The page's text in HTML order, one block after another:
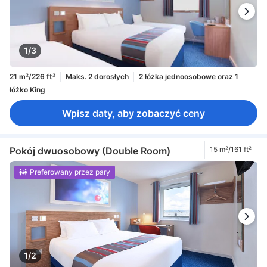
1/3
21 m²/226 ft² Maks. 2 dorosłych
2 łóżka jednoosobowe oraz 1
łóżko King
Wpisz daty, aby zobaczyć ceny
Pokój dwuosobowy (Double Room) 15 m²/161 ft²
1/2
Preferowany przez pary